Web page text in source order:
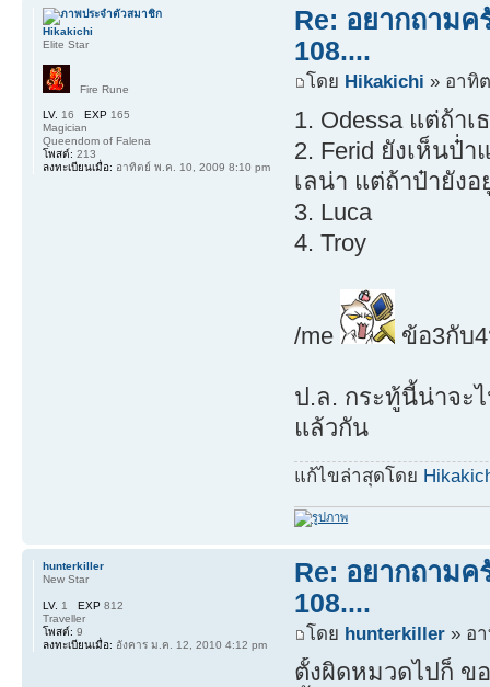
Re: อยากถามค
108....
โดย Hikakichi » อาทิ
1. Odessa แต่ถ้า
2. Ferid ยังเห็นป๋่
เลน่า แต่ถ้าป๋ายัง
3. Luca
4. Troy
/me ข้อ3กับ
ป.ล. กระทู้นี้น่าจะ
แล้วกัน
แก้ไขล่าสุดโดย
Hikakichi
Elite Star
Fire Rune
LV. 16 EXP 165
Magician
Queendom of Falena
โพสต์: 213
ลงทะเบียนเมื่อ: อาทิตย์ พ.ค. 10, 2009 8:10 pm
Re: อยากถามค
108....
โดย hunterkiller » อ
ตั้งผิดหมวดไปก็ ข
hunterkiller
New Star
LV. 1 EXP 812
Traveller
โพสต์: 9
ลงทะเบียนเมื่อ: อังคาร ม.ค. 12, 2010 4:12 pm